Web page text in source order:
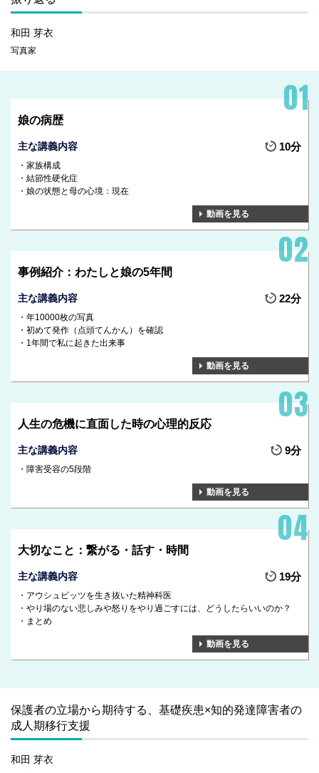
和田 芽衣
写真家
娘の病歴
主な講義内容 10分
家族構成
結節性硬化症
娘の状態と母の心境：現在
動画を見る
事例紹介：わたしと娘の5年間
主な講義内容 22分
年10000枚の写真
初めて発作（点頭てんかん）を確認
1年間で私に起きた出来事
動画を見る
人生の危機に直面した時の心理的反応
主な講義内容 9分
障害受容の5段階
動画を見る
大切なこと：繋がる・話す・時間
主な講義内容 19分
アウシュビッツを生き抜いた精神科医
やり場のない悲しみや怒りをやり過ごすには、どうしたらいいのか？
まとめ
動画を見る
保護者の立場から期待する、基礎疾患×知的発達障害者の
成人期移行支援
和田 芽衣